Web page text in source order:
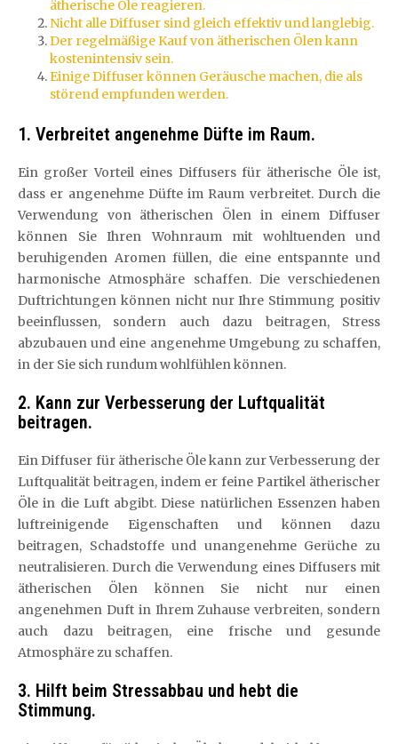
ätherische Öle reagieren.
Nicht alle Diffuser sind gleich effektiv und langlebig.
Der regelmäßige Kauf von ätherischen Ölen kann
kostenintensiv sein.
Einige Diffuser können Geräusche machen, die als
störend empfunden werden.
1. Verbreitet angenehme Düfte im Raum.
Ein großer Vorteil eines Diffusers für ätherische Öle ist,
dass er angenehme Düfte im Raum verbreitet. Durch die
Verwendung von ätherischen Ölen in einem Diffuser
können Sie Ihren Wohnraum mit wohltuenden und
beruhigenden Aromen füllen, die eine entspannte und
harmonische Atmosphäre schaffen. Die verschiedenen
Duftrichtungen können nicht nur Ihre Stimmung positiv
beeinflussen, sondern auch dazu beitragen, Stress
abzubauen und eine angenehme Umgebung zu schaffen,
in der Sie sich rundum wohlfühlen können.
2. Kann zur Verbesserung der Luftqualität
beitragen.
Ein Diffuser für ätherische Öle kann zur Verbesserung der
Luftqualität beitragen, indem er feine Partikel ätherischer
Öle in die Luft abgibt. Diese natürlichen Essenzen haben
luftreinigende Eigenschaften und können dazu
beitragen, Schadstoffe und unangenehme Gerüche zu
neutralisieren. Durch die Verwendung eines Diffusers mit
ätherischen Ölen können Sie nicht nur einen
angenehmen Duft in Ihrem Zuhause verbreiten, sondern
auch dazu beitragen, eine frische und gesunde
Atmosphäre zu schaffen.
3. Hilft beim Stressabbau und hebt die
Stimmung.